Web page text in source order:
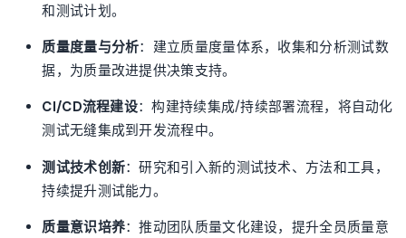
和测试计划。
质量度量与分析：建立质量度量体系，收集和分析测试数
据，为质量改进提供决策支持。
CI/CD流程建设：构建持续集成/持续部署流程，将自动化
测试无缝集成到开发流程中。
测试技术创新：研究和引入新的测试技术、方法和工具，
持续提升测试能力。
质量意识培养：推动团队质量文化建设，提升全员质量意